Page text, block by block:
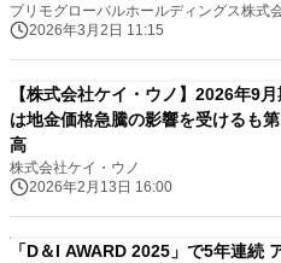
プリモグローバルホールディングス株式
2026年3月2日 11:15
【株式会社ケイ・ウノ】2026年9
は地金価格急騰の影響を受けるも
高
株式会社ケイ・ウノ
2026年2月13日 16:00
「D＆I AWARD 2025」で5年連続